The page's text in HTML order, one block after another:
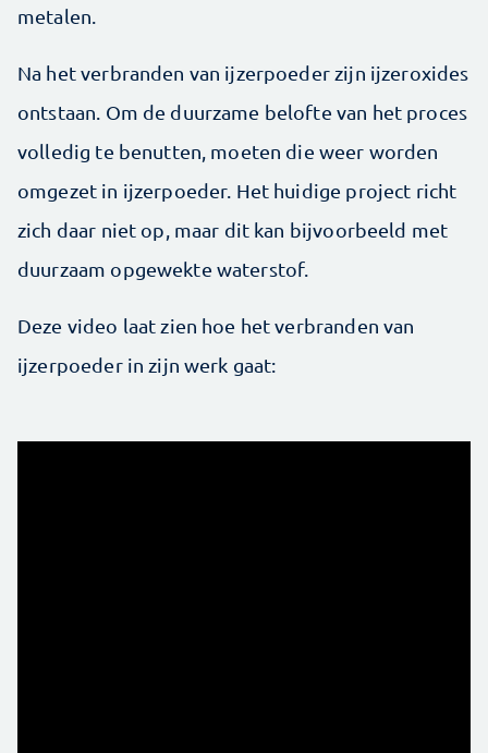
metalen.
Na het verbranden van ijzerpoeder zijn ijzeroxides
ontstaan. Om de duurzame belofte van het proces
volledig te benutten, moeten die weer worden
omgezet in ijzerpoeder. Het huidige project richt
zich daar niet op, maar dit kan bijvoorbeeld met
duurzaam opgewekte waterstof.
Deze video laat zien hoe het verbranden van
ijzerpoeder in zijn werk gaat: